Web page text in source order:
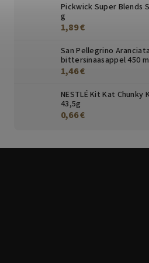
Pickwick Super Blends
g
1,89 €
San Pellegrino
bittersinaasappel 450
1,46 €
NESTLÉ Kit Kat Chunky
43,5g
0,66 €